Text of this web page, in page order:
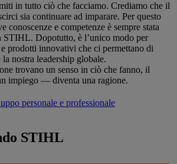
in tutto ciò che facciamo. Crediamo che il
sia continuare ad imparare. Per questo
conoscenze e competenze è sempre stata
STIHL. Dopotutto, è l’unico modo per
prodotti innovativi che ci permettano di
nostra leadership globale.
trovano un senso in ciò che fanno, il
impiego — diventa una ragione.
personale e professionale
STIHL